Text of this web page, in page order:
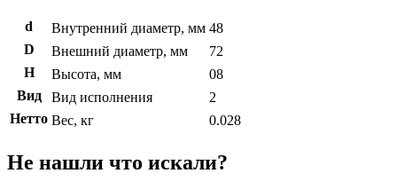
d Внутренний диаметр, мм 48
D
Внешний диаметр, мм
72
H
Высота, мм
08
Вид
Вид исполнения
2
Нетто Вес, кг 0.028
Не нашли что искали?